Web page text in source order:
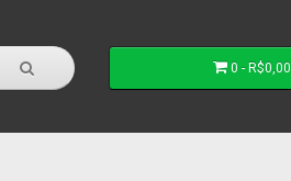
0 - R$0,00